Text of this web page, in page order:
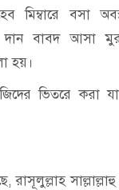
মিম্বারে বসা
দান বাবদ আসা
হয়।
ভিতরে করা
রাসূলুল্লাহ